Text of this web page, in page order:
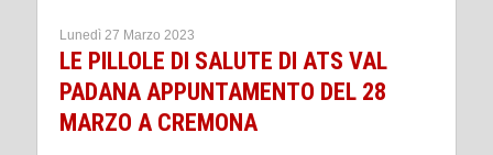
Lunedì 27 Marzo 2023
LE PILLOLE DI SALUTE DI ATS VAL
PADANA APPUNTAMENTO DEL 28
MARZO A CREMONA